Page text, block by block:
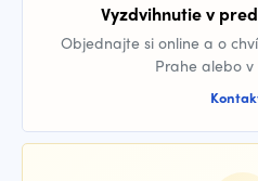
Vyzdvihnutie v
Objednajte si online a o
Prahe alebo